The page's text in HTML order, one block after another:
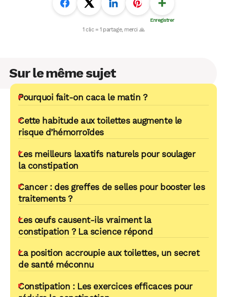
Sur le même sujet
Pourquoi fait-on caca le matin ?
Cette habitude aux toilettes augmente le
risque d’hémorroïdes
Les meilleurs laxatifs naturels pour soulager
la constipation
Cancer : des greffes de selles pour booster les
traitements ?
Les œufs causent-ils vraiment la
constipation ? La science répond
La position accroupie aux toilettes, un secret
de santé méconnu
Constipation : Les exercices efficaces pour